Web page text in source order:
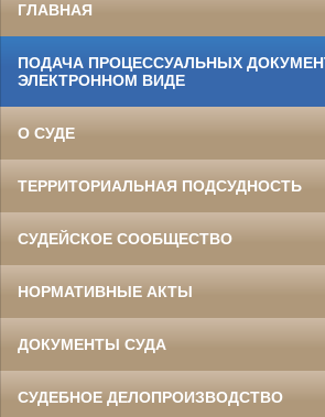
ГЛАВНАЯ
ПОДАЧА ПРОЦЕССУАЛЬНЫХ
ЭЛЕКТРОННОМ ВИДЕ
О СУДЕ
ТЕРРИТОРИАЛЬНАЯ ПОДСУДНОСТЬ
СУДЕЙСКОЕ СООБЩЕСТВО
НОРМАТИВНЫЕ АКТЫ
ДОКУМЕНТЫ СУДА
СУДЕБНОЕ ДЕЛОПРОИЗВОДСТВО